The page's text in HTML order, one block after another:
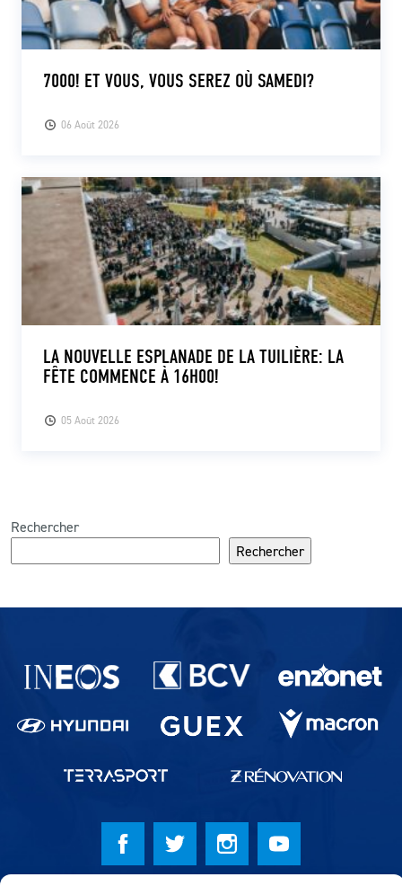
06 Août 2026
7000! ET VOUS, VOUS SEREZ OÙ SAMEDI?
05 Août 2026
LA NOUVELLE ESPLANADE DE LA TUILIÈRE: LA
FÊTE COMMENCE À 16H00!
Rechercher
Rechercher
Partenaires du lausanne-Sport